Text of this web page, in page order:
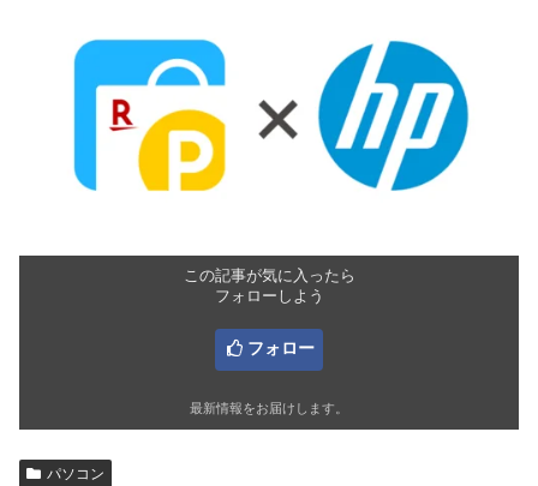
この記事が気に入ったら
フォローしよう
フォロー
最新情報をお届けします。
パソコン